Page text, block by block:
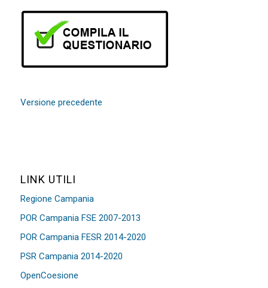
Versione precedente
LINK UTILI
Regione Campania
POR Campania FSE 2007-2013
POR Campania FESR 2014-2020
PSR Campania 2014-2020
OpenCoesione